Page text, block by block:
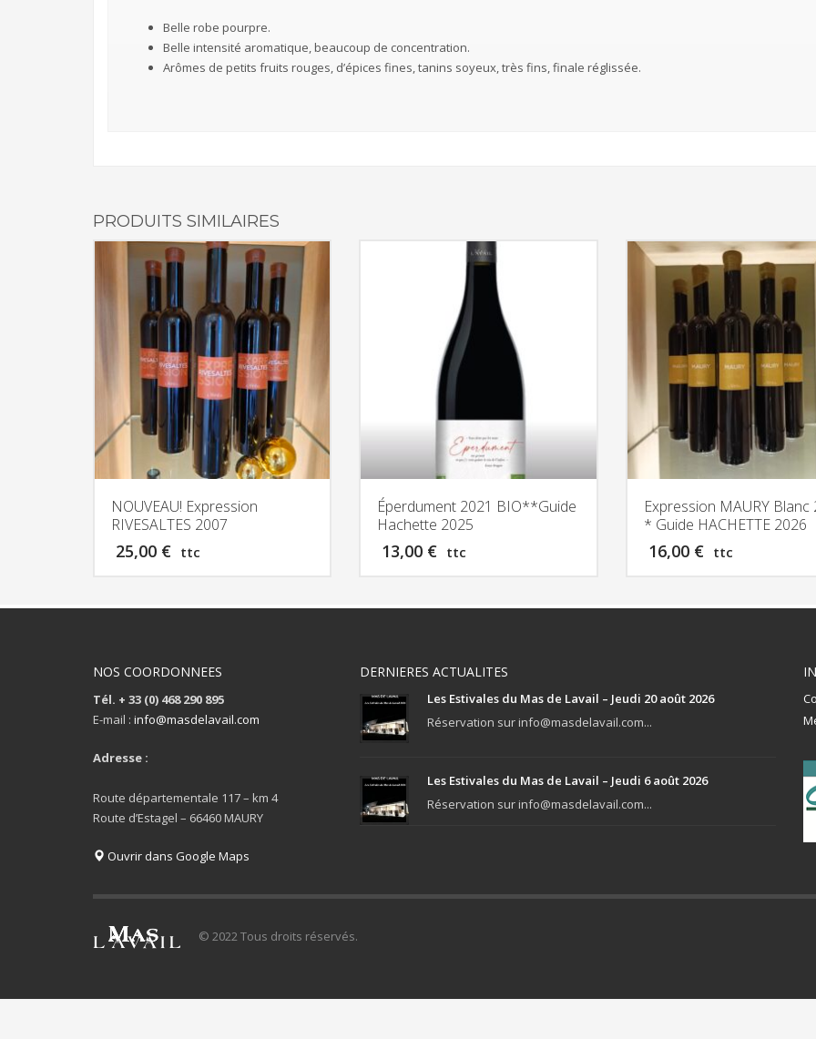
Belle robe pourpre.
Belle intensité aromatique, beaucoup de concentration.
Arômes de petits fruits rouges, d’épices fines, tanins soyeux, très fins, finale réglissée.
PRODUITS SIMILAIRES
NOUVEAU! Expression
RIVESALTES 2007
25,00 € ttc
Éperdument 2021 BIO**Guide
Hachette 2025
13,00 € ttc
Expression MAURY Blanc
* Guide HACHETTE 2026
16,00 € ttc
NOS COORDONNEES
Tél. + 33 (0) 468 290 895
E-mail : info@masdelavail.com
Adresse :
Route départementale 117 – km 4
Route d’Estagel – 66460 MAURY
Ouvrir dans Google Maps
DERNIERES ACTUALITES
Les Estivales du Mas de Lavail – Jeudi 20 août 2026
Réservation sur info@masdelavail.com...
Les Estivales du Mas de Lavail – Jeudi 6 août 2026
Réservation sur info@masdelavail.com...
© 2022 Tous droits réservés.